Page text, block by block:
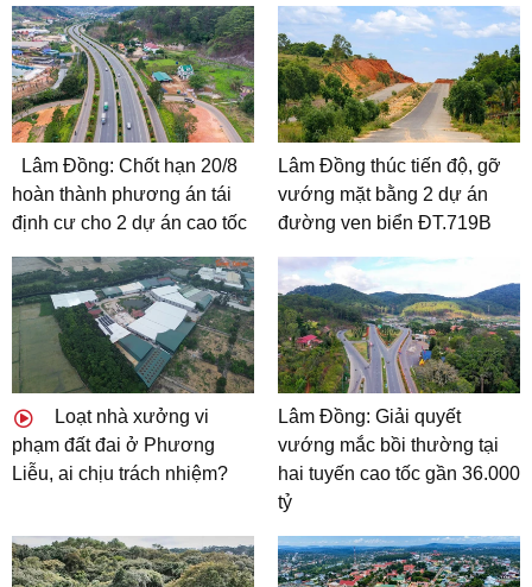
Lâm Đồng: Chốt hạn 20/8
hoàn thành phương án tái
định cư cho 2 dự án cao tốc
Lâm Đồng thúc tiến độ, gỡ
vướng mặt bằng 2 dự án
đường ven biển ĐT.719B
Loạt nhà xưởng vi
phạm đất đai ở Phương
Liễu, ai chịu trách nhiệm?
Lâm Đồng: Giải quyết
vướng mắc bồi thường tại
hai tuyến cao tốc gần 36.000
tỷ